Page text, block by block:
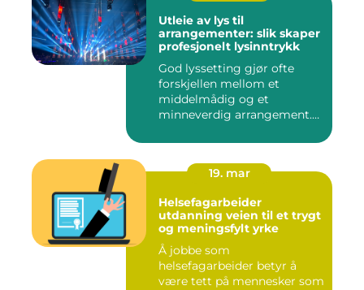
Utleie av lys til
arrangementer: slik skaper
profesjonelt lysinntrykk
God lyssetting gjør ofte
forskjellen mellom et
middelmådig og et
minneverdig arrangement.
19. mar
Helsefagarbeider
utdanning veien til et trygt
og meningsfylt yrke
Å jobbe som
helsefagarbeider betyr å
være tett på mennesker som